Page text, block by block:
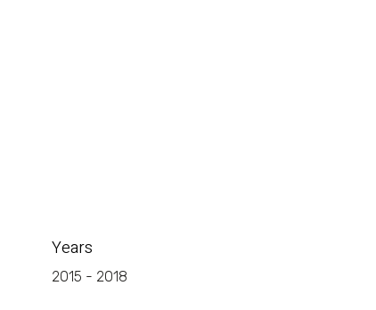
Years
2015 - 2018